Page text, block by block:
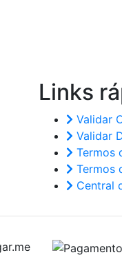
Links
Validar
Validar
Termos
Termos
Central